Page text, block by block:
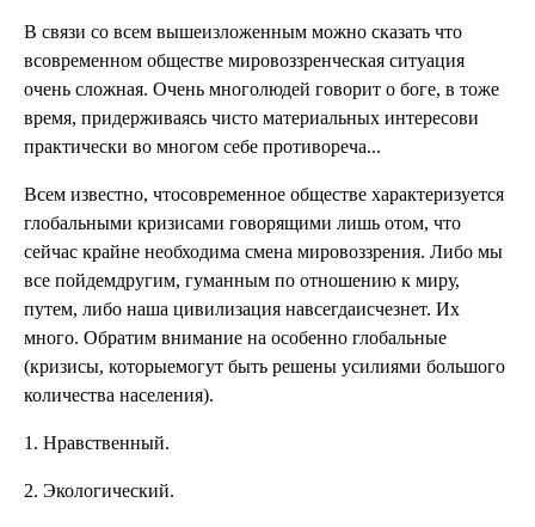
В связи со всем вышеизложенным можно сказать что
всовременном обществе мировоззренческая ситуация
очень сложная. Очень многолюдей говорит о боге, в тоже
время, придерживаясь чисто материальных интересови
практически во многом себе противореча...
Всем известно, чтосовременное обществе характеризуется
глобальными кризисами говорящими лишь отом, что
сейчас крайне необходима смена мировоззрения. Либо мы
все пойдемдругим, гуманным по отношению к миру,
путем, либо наша цивилизация навсегдаисчезнет. Их
много. Обратим внимание на особенно глобальные
(кризисы, которыемогут быть решены усилиями большого
количества населения).
1. Нравственный.
2. Экологический.